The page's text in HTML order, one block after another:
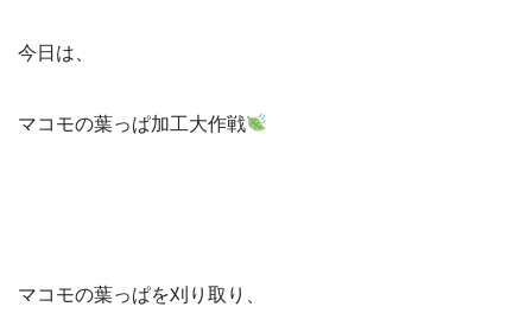
今日は、
マコモの葉っぱ加工大作戦
マコモの葉っぱを刈り取り、